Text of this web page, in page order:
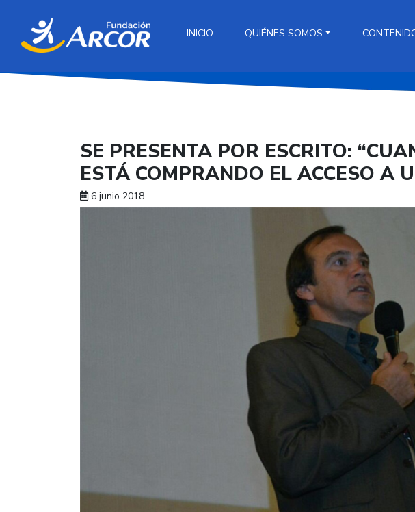
INICIO QUIÉNES SOMOS
SE PRESENTA POR ESCRITO:
ESTÁ COMPRANDO EL ACCESO A
6 junio 2018